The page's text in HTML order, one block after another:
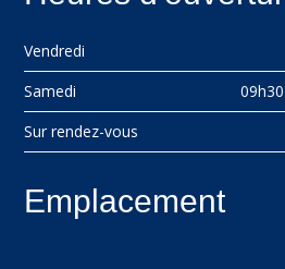
Vendredi
Samedi
Sur rendez-vous
Emplacement